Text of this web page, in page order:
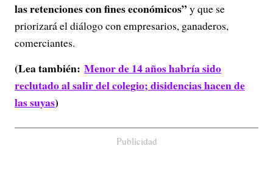
las retenciones con fines económicos”y que se
priorizará el diálogo con empresarios, ganaderos,
comerciantes.
(Lea también: Menor de 14 años habría sido
reclutado al salir del colegio; disidencias hacen de
las suyas)
Publicidad